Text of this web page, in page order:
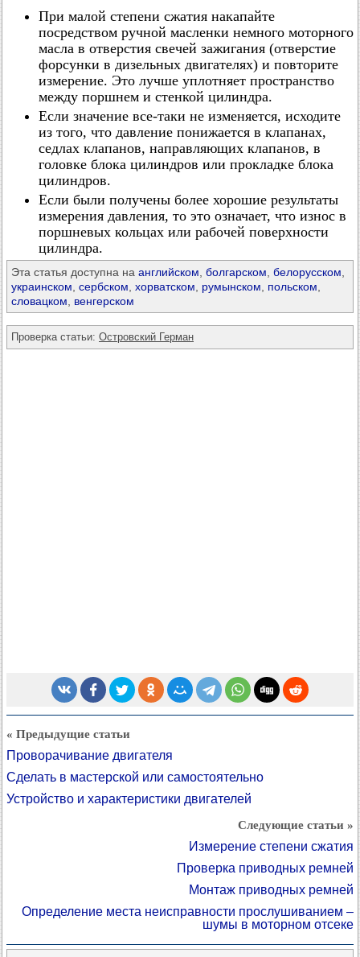
При малой степени сжатия накапайте
посредством ручной масленки немного моторного
масла в отверстия свечей зажигания (отверстие
форсунки в дизельных двигателях) и повторите
измерение. Это лучше уплотняет пространство
между поршнем и стенкой цилиндра.
Если значение все-таки не изменяется, исходите
из того, что давление понижается в клапанах,
седлах клапанов, направляющих клапанов, в
головке блока цилиндров или прокладке блока
цилиндров.
Если были получены более хорошие результаты
измерения давления, то это означает, что износ в
поршневых кольцах или рабочей поверхности
цилиндра.
Эта статья доступна на английском болгарском белорусском
украинском сербском хорватском румынском польском
словацком
венгерском
Проверка статьи: Островский Герман
« Предыдущие статьи
Проворачивание двигателя
Сделать в мастерской или самостоятельно
Устройство и характеристики двигателей
Следующие статьи »
Измерение степени сжатия
Проверка приводных ремней
Монтаж приводных ремней
Определение места неисправности прослушиванием –
шумы в моторном отсеке